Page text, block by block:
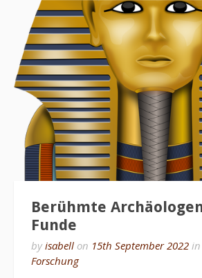
Berühmte
Funde
byisabell on 15th September 2022 in
Forschung